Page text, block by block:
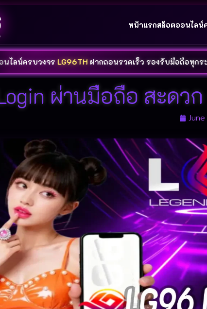
หน้าแรกสล็อตออนไลน์
งจรLG96THฝากถอนรวดเร็ว รองรับมือถือทุกระบบ
ผ่านมือถือ สะดว